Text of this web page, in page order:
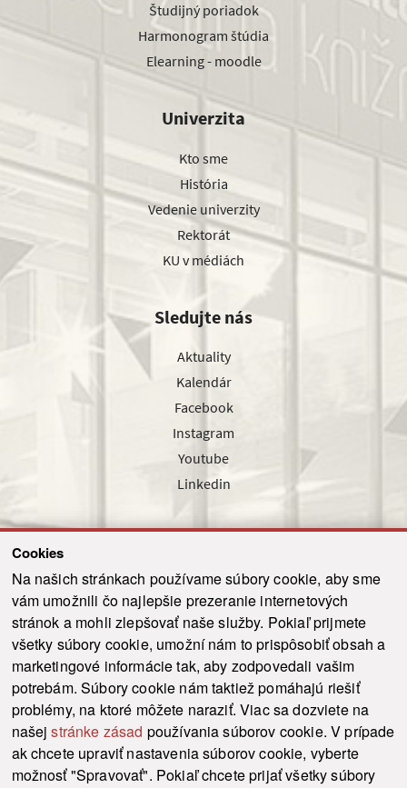
Cookies
Na našich stránkach používame súbory cookie, aby sme
vám umožnili čo najlepšie prezeranie internetových
stránok a mohli zlepšovať naše služby. Pokiaľ prijmete
všetky súbory cookie, umožní nám to prispôsobiť obsah a
marketingové informácie tak, aby zodpovedali vašim
potrebám. Súbory cookie nám taktiež pomáhajú riešiť
problémy, na ktoré môžete naraziť. Viac sa dozviete na
našejstránke zásad používania súborov cookie. V prípade
ak chcete upraviť nastavenia súborov cookie, vyberte
možnosť "Spravovať". Pokiaľ chcete prijať všetky súbory
Študijný poriadok
Harmonogram štúdia
Elearning - moodle
Univerzita
Kto sme
História
Vedenie univerzity
Rektorát
KU v médiách
Sledujte nás
Aktuality
Kalendár
Facebook
Instagram
Youtube
Linkedin
Odoslať
© 2021-2026 ku.sk. Všetky práva vyhradené. | Ochrana osobných údajov
Vyhlásenie o prístupnosti |
Admin
This site is protected by reCAPTCHA and the Google Privacy Policy and Terms of